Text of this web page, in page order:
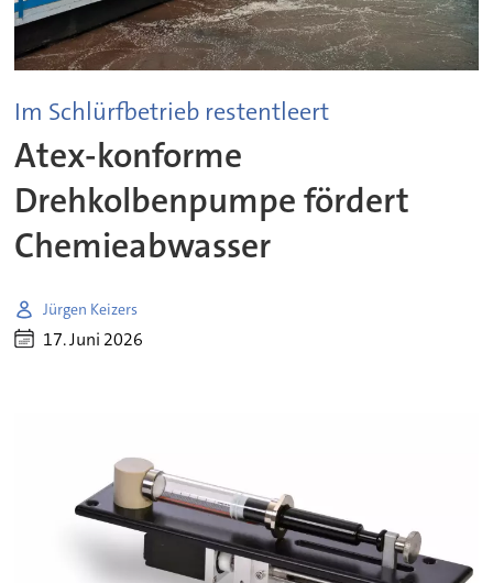
Im Schlürfbetrieb restentleert
Atex-konforme
Drehkolbenpumpe fördert
Chemieabwasser
Jürgen Keizers
17. Juni 2026